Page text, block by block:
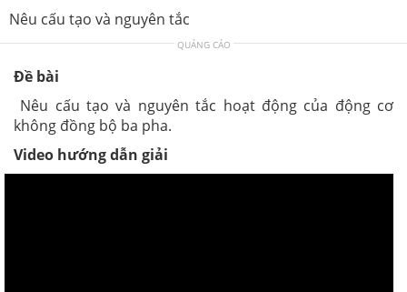
Nêu cấu tạo và nguyên tắc
QUẢNG CÁO
Đề bài
Nêu cấu tạo và nguyên tắc hoạt động của động cơ
không đồng bộ ba pha.
Video hướng dẫn giải